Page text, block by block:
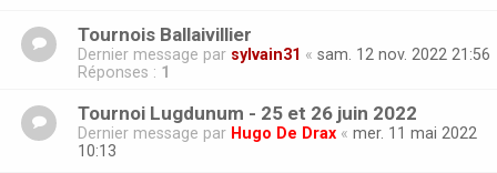
Tournois Ballaivillier
Dernier message par sylvain31 « sam. 12 nov. 2022 21:56
Réponses : 1
Tournoi Lugdunum - 25 et 26 juin 2022
Dernier message par Hugo De Drax « mer. 11 mai 2022
10:13